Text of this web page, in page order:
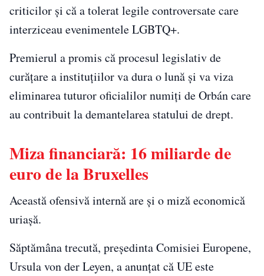
criticilor și că a tolerat legile controversate care
interziceau evenimentele LGBTQ+.
Premierul a promis că procesul legislativ de
curățare a instituțiilor va dura o lună și va viza
eliminarea tuturor oficialilor numiți de Orbán care
au contribuit la demantelarea statului de drept.
Miza financiară: 16 miliarde de
euro de la Bruxelles
Această ofensivă internă are și o miză economică
uriașă.
Săptămâna trecută, președinta Comisiei Europene,
Ursula von der Leyen, a anunțat că UE este